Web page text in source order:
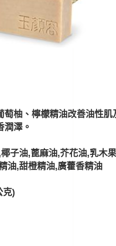
柚、檸檬精油改善油性肌
澤。
子油,蓖麻油,芥花油,乳木
,甜橙精油,廣藿香精油
克)